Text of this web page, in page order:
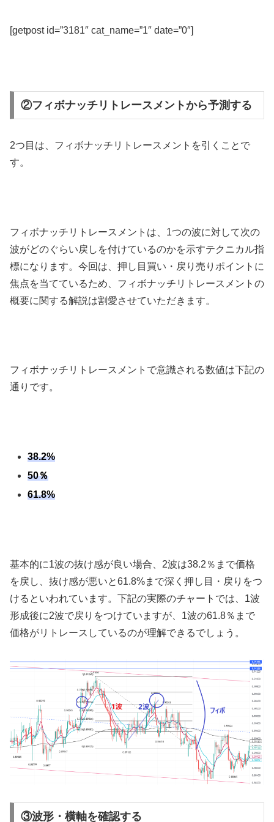
[getpost id=”3181″ cat_name=”1″ date=”0″]
②フィボナッチリトレースメントから予測する
2つ目は、フィボナッチリトレースメントを引くことで
す。
フィボナッチリトレースメントは、 1つの波に対して次の
波がどのぐらい戻しを付けているのかを示すテクニカル指
標になります。今回は、押し目買い・戻り売りポイントに
焦点を当てているため、フィボナッチリトレースメントの
概要に関する解説は割愛させていただきます。
フィボナッチリトレースメントで意識される数値は下記の
通りです。
38.2%
50％
61.8%
基本的に1波の抜け感が良い場合、 2波は38.2 ％まで価格
を戻し、抜け感が悪いと61.8%まで深く押し目・戻りをつ
けるといわれています。下記の実際のチャートでは、 1波
形成後に2波で戻りをつけていますが、 1波の61.8％まで
価格がリトレースしているのが理解できるでしょう。
③波形・横軸を確認する